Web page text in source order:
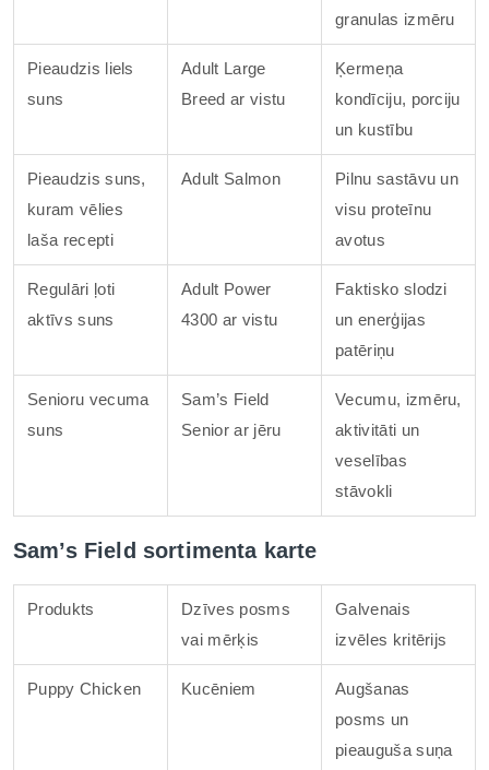
granulas izmēru
Pieaudzis liels
suns
Adult Large
Breed ar vistu
Ķermeņa
kondīciju, porciju
un kustību
Pieaudzis suns,
kuram vēlies
laša recepti
Adult Salmon
Pilnu sastāvu un
visu proteīnu
avotus
Regulāri ļoti
aktīvs suns
Adult Power
4300 ar vistu
Faktisko slodzi
un enerģijas
patēriņu
Senioru vecuma
suns
Sam’s Field
Senior ar jēru
Vecumu, izmēru,
aktivitāti un
veselības
stāvokli
Sam’s Field sortimenta karte
Produkts
Dzīves posms
vai mērķis
Galvenais
izvēles kritērijs
Puppy Chicken Kucēniem
Augšanas
posms un
pieauguša suņa